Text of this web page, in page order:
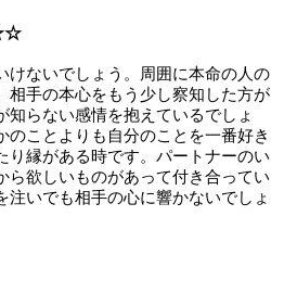
けないでしょう。周囲に本命の人の
相手の本心をもう少し察知した方が
知らない感情を抱えているでしょ
のことよりも自分のことを一番好き
り縁がある時です。パートナーのい
ら欲しいものがあって付き合ってい
注いでも相手の心に響かないでしょ